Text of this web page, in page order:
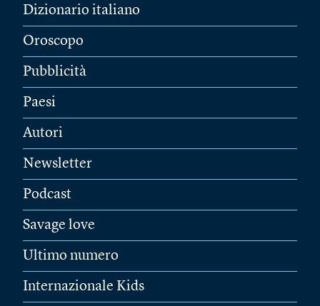
Dizionario italiano
Oroscopo
Pubblicità
Paesi
Autori
Newsletter
Podcast
Savage love
Ultimo numero
Internazionale Kids